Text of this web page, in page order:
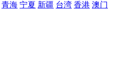
青海 宁夏 新疆 台湾 香港 澳门